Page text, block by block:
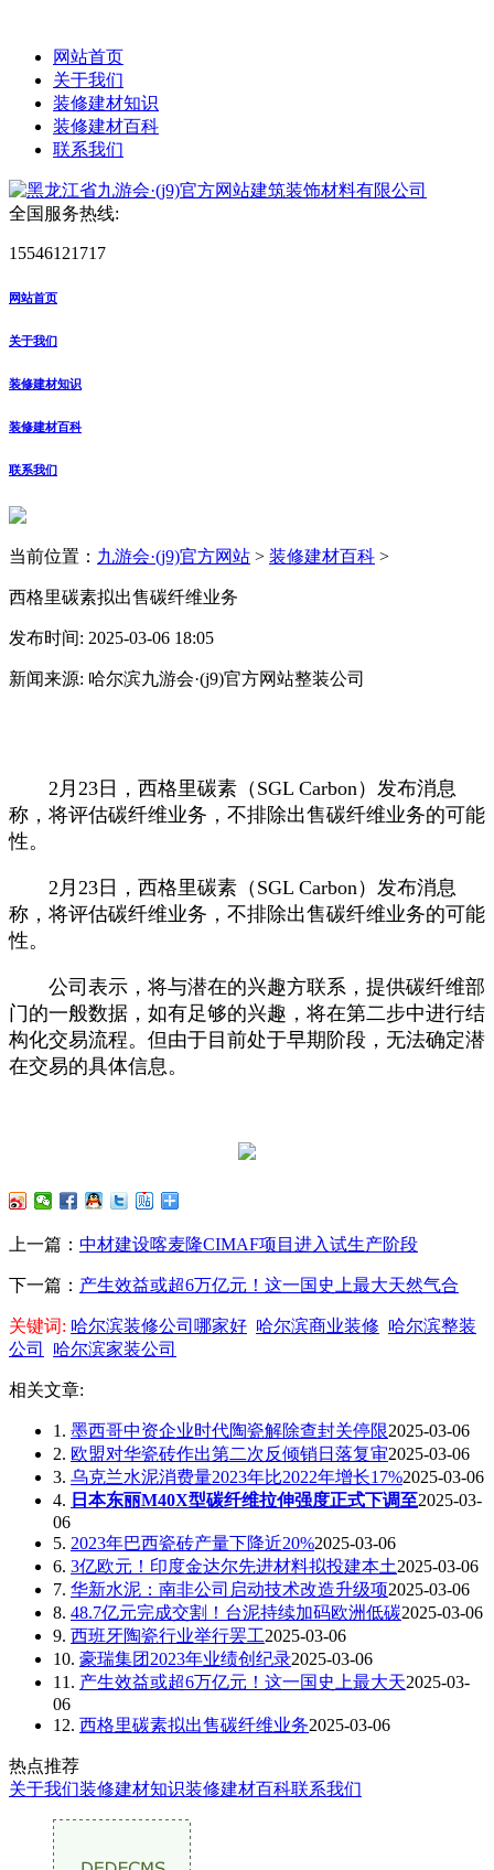
网站首页
关于我们
装修建材知识
装修建材百科
联系我们
全国服务热线:
15546121717
网站首页
关于我们
装修建材知识
装修建材百科
联系我们
当前位置： 九游会·(j9)官方网站 > 装修建材百科 >
西格里碳素拟出售碳纤维业务
发布时间: 2025-03-06 18:05
新闻来源: 哈尔滨九游会·(j9)官方网站整装公司
2月23日，西格里碳素（SGL Carbon）发布消息
称，将评估碳纤维业务，不排除出售碳纤维业务的可能
性。
2月23日，西格里碳素（SGL Carbon）发布消息
称，将评估碳纤维业务，不排除出售碳纤维业务的可能
性。
公司表示，将与潜在的兴趣方联系，提供碳纤维部
门的一般数据，如有足够的兴趣，将在第二步中进行结
构化交易流程。但由于目前处于早期阶段，无法确定潜
在交易的具体信息。
上一篇： 中材建设喀麦隆CIMAF项目进入试生产阶段
下一篇： 产生效益或超6万亿元！这一国史上最大天然气合
关键词: 哈尔滨装修公司哪家好 哈尔滨商业装修 哈尔滨整装
公司
哈尔滨家装公司
相关文章:
1. 墨西哥中资企业时代陶瓷解除查封关停限2025-03-06
2. 欧盟对华瓷砖作出第二次反倾销日落复审2025-03-06
3. 乌克兰水泥消费量2023年比2022年增长17%2025-03-06
4. 日本东丽M40X型碳纤维拉伸强度正式下调至2025-03-
06
5. 2023年巴西瓷砖产量下降近20%2025-03-06
6. 3亿欧元！印度金达尔先进材料拟投建本土2025-03-06
7. 华新水泥：南非公司启动技术改造升级项2025-03-06
8. 48.7亿元完成交割！台泥持续加码欧洲低碳2025-03-06
9. 西班牙陶瓷行业举行罢工2025-03-06
10. 豪瑞集团2023年业绩创纪录2025-03-06
11. 产生效益或超6万亿元！这一国史上最大天2025-03-
06
12. 西格里碳素拟出售碳纤维业务2025-03-06
热点推荐
关于我们装修建材知识装修建材百科联系我们